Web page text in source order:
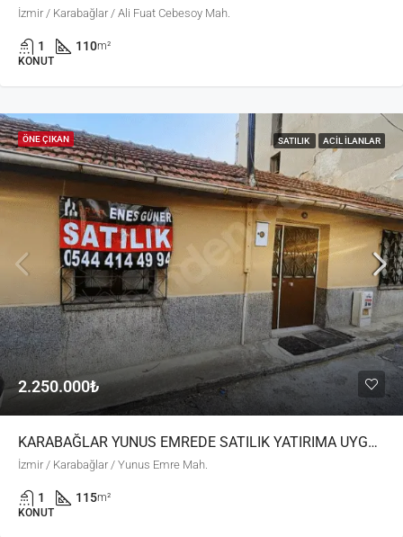
İzmir / Karabağlar / Ali Fuat Cebesoy Mah.
1 110m²
KONUT
ÖNE ÇIKAN SATILIK ACIL İLANLAR
2.250.000₺
KARABAĞLAR YUNUS EMREDE SATILIK YATIRIMA UYGUN İMARLI ARSA
İzmir / Karabağlar / Yunus Emre Mah.
1 115m²
KONUT